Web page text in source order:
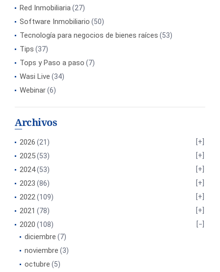
Red Inmobiliaria(27)
Software Inmobiliario (50)
Tecnología para negocios de bienes raíces (53)
Tips (37)
Tops y Paso a paso (7)
Wasi Live (34)
Webinar(6)
Archivos
2026 (21)
2025(53)
2024(53)
2023 (86)
2022(109)
2021 (78)
2020 (108)
diciembre (7)
noviembre (3)
octubre (5)